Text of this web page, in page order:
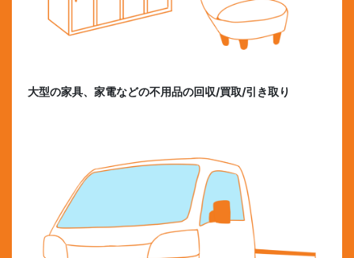
大型の家具、家電などの不用品の回収/買取/引き取り